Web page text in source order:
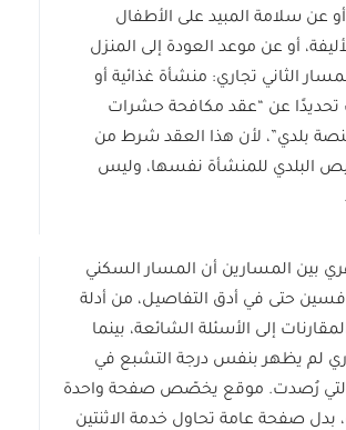
عن سلامة المبيد على الأطفال
أو عن موعد العودة إلى المنزل
الثاني تجاري: منشأة غذائية أو
عن “عقد مكافحة حشرات
بلدي”، لأن هذا العقد شرط من
البلدي للمنشأة نفسها، وليس
بين المسارين أن المسار السكني
حتى في أدق التفاصيل، من أدلة
إلى الأسئلة الشائعة، بينما
لم يظهر بنفس درجة التشبع في
التي رُصدت. موقع يخصّص صفحة واحدة
بدل صفحة عامة تحاول خدمة الاثنتين